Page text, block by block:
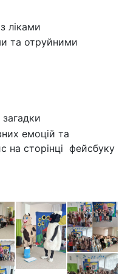
ліками
та отруйними
емоцій та
на сторінці фейсбуку